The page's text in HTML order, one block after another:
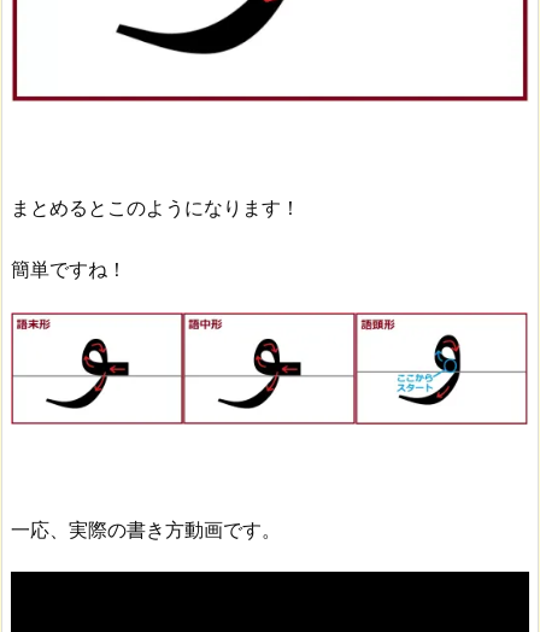
まとめるとこのようになります！
簡単ですね！
一応、実際の書き方動画です。